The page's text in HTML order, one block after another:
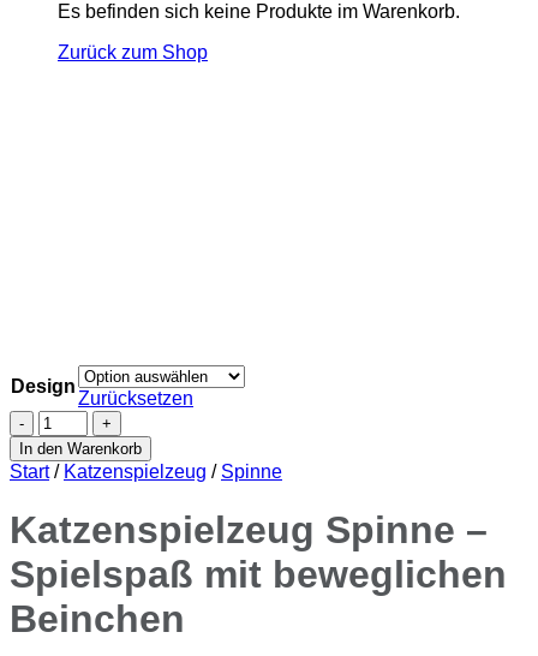
Es befinden sich keine Produkte im Warenkorb.
Zurück zum Shop
Design
Zurücksetzen
Katzenspielzeug
Spinne
–
Spielspaß
beweglichen
Beinchen
Menge
In den Warenkorb
Start / Katzenspielzeug / Spinne
Katzenspielzeug Spinne –
Spielspaß mit beweglichen
Beinchen